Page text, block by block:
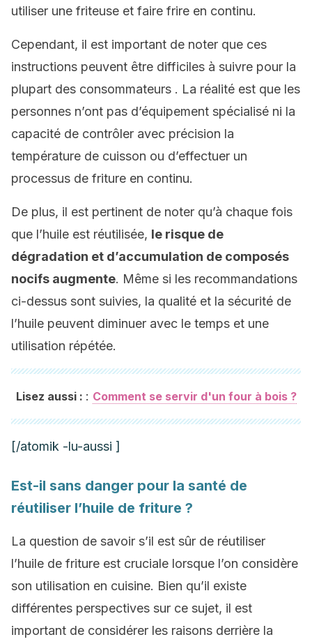
utiliser une friteuse et faire frire en continu.
Cependant, il est important de noter que ces
instructions peuvent être difficiles à suivre pour la
plupart des consommateurs . La réalité est que les
personnes n’ont pas d’équipement spécialisé ni la
capacité de contrôler avec précision la
température de cuisson ou d’effectuer un
processus de friture en continu.
De plus, il est pertinent de noter qu’à chaque fois
que l’huile est réutilisée, le risque de
dégradation et d’accumulation de composés
nocifs augmente. Même si les recommandations
ci-dessus sont suivies, la qualité et la sécurité de
l’huile peuvent diminuer avec le temps et une
utilisation répétée.
Lisez aussi : : Comment se servir d'un four à bois ?
[/atomik -lu-aussi ]
Est-il sans danger pour la santé de
réutiliser l’huile de friture ?
La question de savoir s’il est sûr de réutiliser
l’huile de friture est cruciale lorsque l’on considère
son utilisation en cuisine. Bien qu’il existe
différentes perspectives sur ce sujet, il est
important de considérer les raisons derrière la